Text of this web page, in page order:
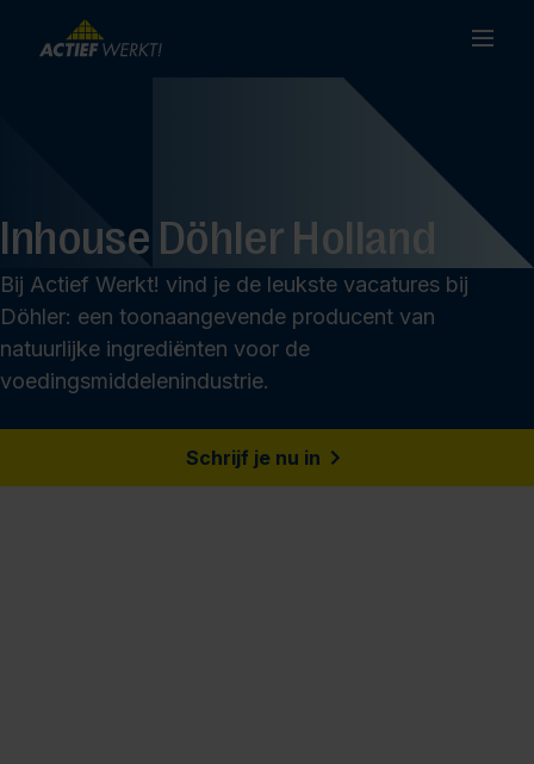
Inhouse Döhler Holland
Bij Actief Werkt! vind je de leukste vacatures bij
Döhler: een toonaangevende producent van
natuurlijke ingrediënten voor de
voedingsmiddelenindustrie.
Schrijf je nu in